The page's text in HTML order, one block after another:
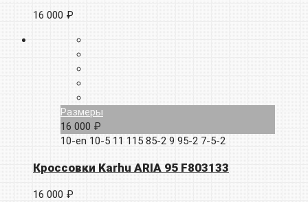
16 000 ₽
Размеры
16 000 ₽
10-en 10-5 11 115 85-2 9 95-2 7-5-2
Кроссовки Karhu ARIA 95 F803133
16 000 ₽